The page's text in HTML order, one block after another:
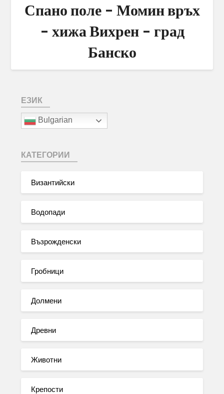
Спано поле – Момин връх
– хижа Вихрен – град
Банско
ЕЗИК
Bulgarian
КАТЕГОРИИ
Византийски
Водопади
Възрожденски
Гробници
Долмени
Древни
Животни
Крепости